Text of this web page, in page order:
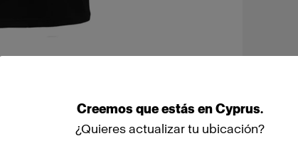
Creemos queestás enCyprus.
¿Quieres actualizar tu ubicación?